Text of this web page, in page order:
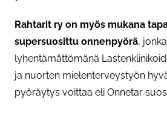
Rahtarit ry on myös mukana
supersuosittu onnenpyörä,
lyhentämättömänä
ja nuorten mielenterveystyön
pyöräytys voittaa eli Onnetar